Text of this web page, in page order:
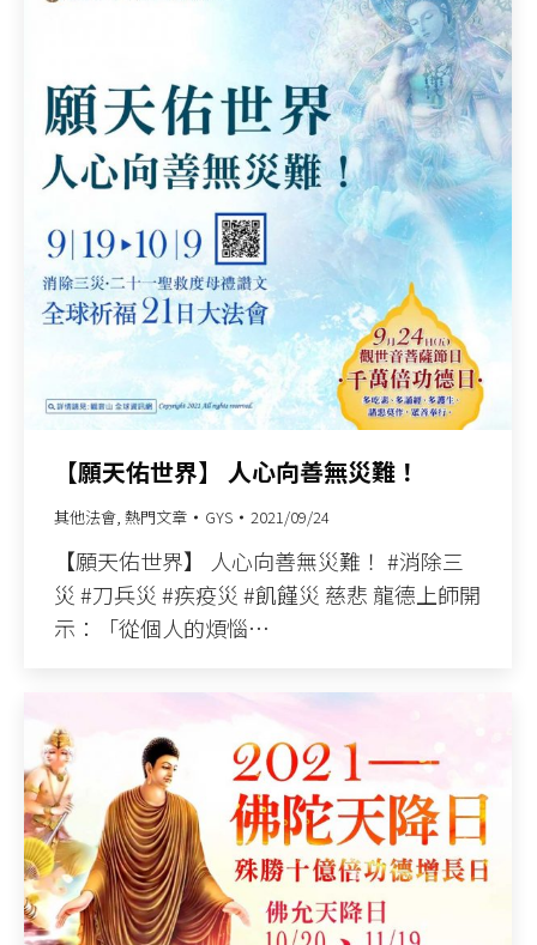
【願天佑世界】 人心向善無災難！
其他法會, 熱門文章 GYS 2021/09/24
【願天佑世界】 人心向善無災難！ #消除三
災 #刀兵災 #疾疫災 #飢饉災 慈悲 龍德上師開
示：「從個人的煩惱…